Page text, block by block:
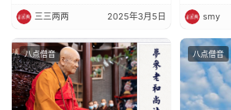
纪
录
佛
教
三三两两 2025年3月5日 smy
八点僧音 八点僧音